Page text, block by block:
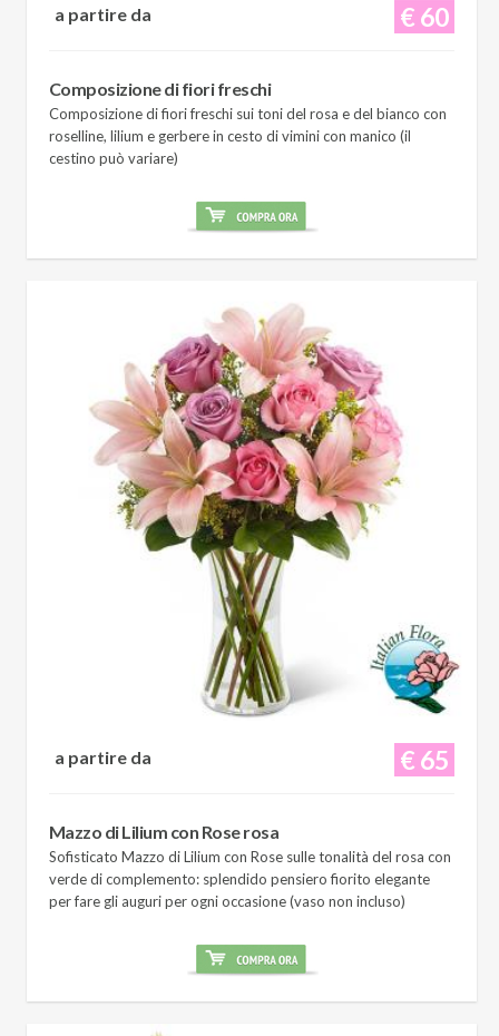
€ 60
a partire da
Composizione di fiori freschi
Composizione di fiori freschi sui toni del rosa e del bianco con
roselline, lilium e gerbere in cesto di vimini con manico (il
cestino può variare)
€ 65
a partire da
Mazzo di Lilium con Rose rosa
Sofisticato Mazzo di Lilium con Rose sulle tonalità del rosa con
verde di complemento: splendido pensiero fiorito elegante
per fare gli auguri per ogni occasione (vaso non incluso)